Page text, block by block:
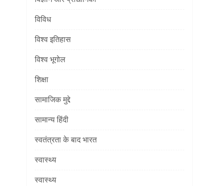
विविध
विश्व इतिहास
विश्व भूगोल
शिक्षा
सामाजिक मुद्दे
सामान्य हिंदी
स्वतंत्रता के बाद भारत
स्वास्थ्य
स्वास्थ्य